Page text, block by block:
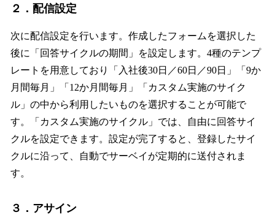
２．配信設定
次に配信設定を行います。作成したフォームを選択した
後に「回答サイクルの期間」を設定します。4種のテンプ
レートを用意しており「入社後30日／60日／90日」「9か
月間毎月」「12か月間毎月」「カスタム実施のサイク
ル」の中から利用したいものを選択することが可能で
す。「カスタム実施のサイクル」では、自由に回答サイ
クルを設定できます。設定が完了すると、登録したサイ
クルに沿って、自動でサーベイが定期的に送付されま
す。
３．アサイン